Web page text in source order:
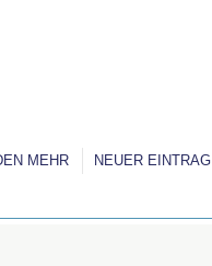
MEHR NEUER EINTRAG